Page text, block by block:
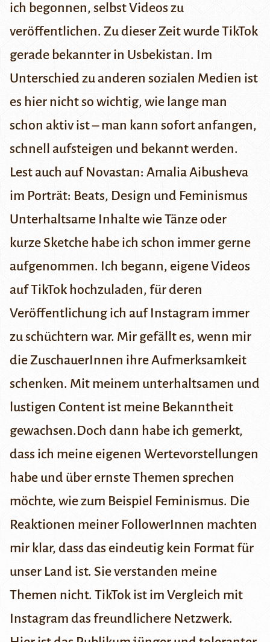
ich begonnen, selbst Videos zu
veröffentlichen. Zu dieser Zeit wurde TikTok
gerade bekannter in Usbekistan. Im
Unterschied zu anderen sozialen Medien ist
es hier nicht so wichtig, wie lange man
schon aktiv ist – man kann sofort anfangen,
schnell aufsteigen und bekannt werden.
Lest auch auf Novastan: Amalia Aibusheva
im Porträt: Beats, Design und Feminismus
Unterhaltsame Inhalte wie Tänze oder
kurze Sketche habe ich schon immer gerne
aufgenommen. Ich begann, eigene Videos
auf TikTok hochzuladen, für deren
Veröffentlichung ich auf Instagram immer
zu schüchtern war. Mir gefällt es, wenn mir
die ZuschauerInnen ihre Aufmerksamkeit
schenken. Mit meinem unterhaltsamen und
lustigen Content ist meine Bekanntheit
gewachsen.Doch dann habe ich gemerkt,
dass ich meine eigenen Wertevorstellungen
habe und über ernste Themen sprechen
möchte, wie zum Beispiel Feminismus. Die
Reaktionen meiner FollowerInnen machten
mir klar, dass das eindeutig kein Format für
unser Land ist. Sie verstanden meine
Themen nicht. TikTok ist im Vergleich mit
Instagram das freundlichere Netzwerk.